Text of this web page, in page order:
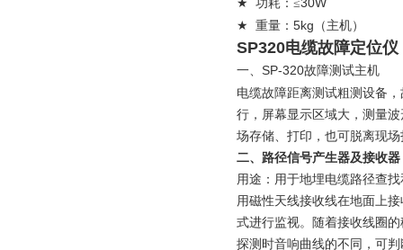
★
功耗：≤
★ 重量： 5kg （主机）
SP320电缆故障定位仪
一、 SP-320故障测试主机
电缆故障距离测试粗测设备
行，屏幕显示区域大，测量
场存储、打印，也可脱离现
二、路径信号产生器及接收器
用途：用于地埋电缆路径查
用磁性天线接收线在地面上
式进行监视。随着接收线圈
探测时音响曲线的不同，可